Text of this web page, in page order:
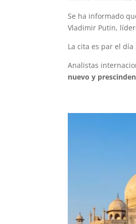
Se ha informado
Vladimir Putin,
La cita es par el
Analistas
nuevo y